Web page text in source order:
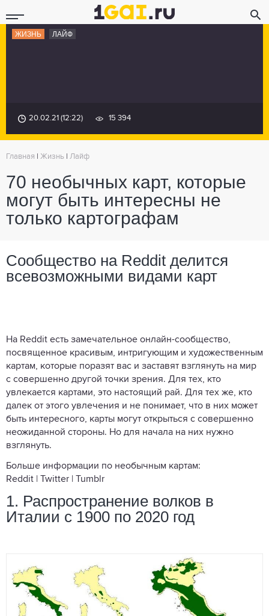
ЖИЗНЬ ЛАЙФ
20.02.21 (12:22) 15 394
Главная Жизнь Лайф
70 необычных карт, которые
могут быть интересны не
только картографам
Сообщество на Reddit делится
всевозможными видами карт
На Reddit есть замечательное онлайн-сообщество,
посвященное красивым, интригующим и художественным
картам, которые поразят вас и заставят взглянуть на мир
с совершенно другой точки зрения. Для тех, кто
увлекается картами, это настоящий рай. Для тех же, кто
далек от этого увлечения и не понимает, что в них может
быть интересного, карты могут открыться с совершенно
неожиданной стороны. Но для начала на них нужно
взглянуть.
Больше информации по необычным картам:
Reddit | Twitter | Tumblr
1. Распространение волков в
Италии с 1900 по 2020 год